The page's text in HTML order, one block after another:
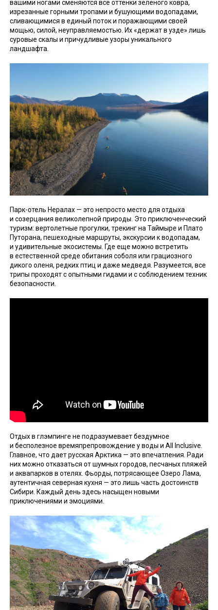
вашими ногами сменяются все оттенки зеленого ковра,
изрезанные горными тропами и бушующими водопадами,
сливающимися в единый поток и поражающими своей
мощью, силой, неуправляемостью. Их «держат в узде» лишь
суровые скалы и причудливые узоры уникального
ландшафта.
Парк-отель Нералах — это непросто место для отдыха
и созерцания великолепной природы. Это приключенческий
туризм: вертолетные прогулки, трекинг на Таймыре и Плато
Путорана, пешеходные маршруты, экскурсии к водопадам,
и удивительные экосистемы. Где еще можно встретить
в естественной среде обитания соболя или грациозного
дикого оленя, редких птиц и даже медведя. Разумеется, все
трипы проходят с опытными гидами и с соблюдением техник
безопасности.
Отдых в глэмпинге не подразумевает бездумное
и бесполезное времяпрепровождение у воды и All Inclusive.
Главное, что дает русская Арктика — это впечатления. Ради
них можно отказаться от шумных городов, песчаных пляжей
и аквапарков в отелях. Фьорды, потрясающее Озеро Лама,
аутентичная северная кухня — это лишь часть достоинств
Сибири. Каждый день здесь насыщен новыми
приключениями и эмоциями.